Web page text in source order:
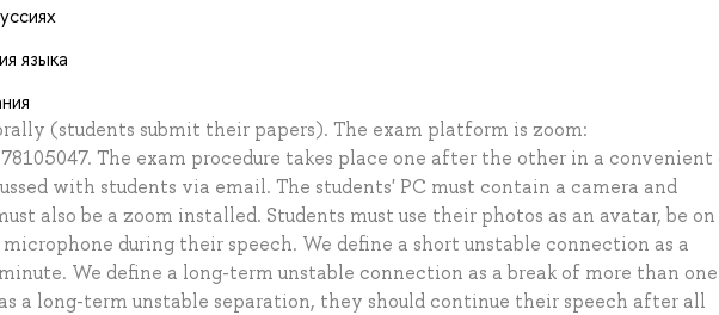
языка
(students submit their papers). The exam platform is zoom:
The exam procedure takes place one after the other in a convenient
with students via email. The students' PC must contain a camera and
also be a zoom installed. Students must use their photos as an avatar, be
during their speech. We define a short unstable connection as a
We define a long-term unstable connection as a break of more than one
a long-term unstable separation, they should continue their speech after all